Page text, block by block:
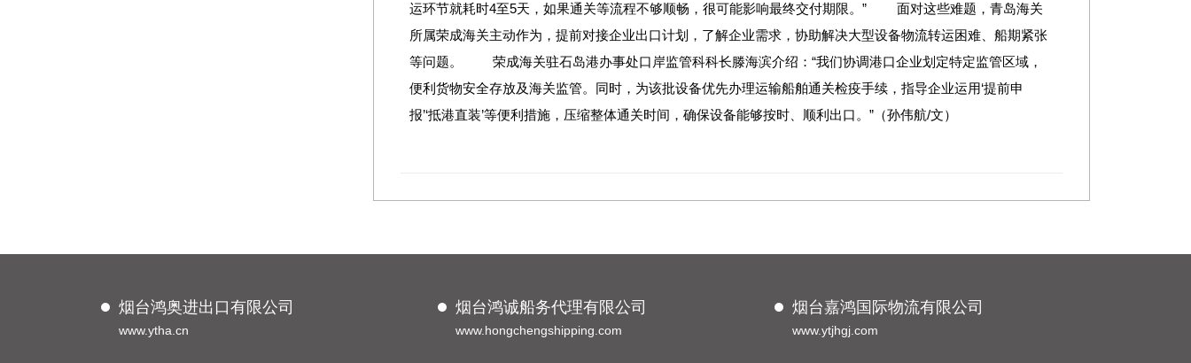
运环节就耗时4至5天，如果通关等流程不够顺畅，很可能影响最终交付期限。” 面对这些难题，青岛海关
所属荣成海关主动作为，提前对接企业出口计划，了解企业需求，协助解决大型设备物流转运困难、船期紧张
等问题。 荣成海关驻石岛港办事处口岸监管科科长滕海滨介绍：“我们协调港口企业划定特定监管区域，
便利货物安全存放及海关监管。同时，为该批设备优先办理运输船舶通关检疫手续，指导企业运用‘提前申
报’‘抵港直装’等便利措施，压缩整体通关时间，确保设备能够按时、顺利出口。”（孙伟航/文）
烟台鸿奥进出口有限公司
www.ytha.cn
烟台鸿诚船务代理有限公司
www.hongchengshipping.com
烟台嘉鸿国际物流有限公司
www.ytjhgj.com